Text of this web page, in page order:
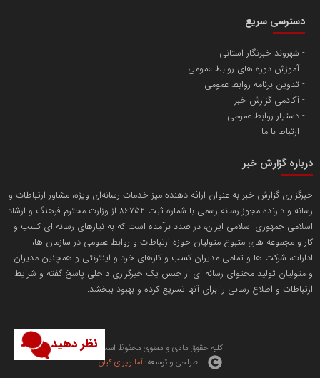
نظر دهید
پایگاه اطلاع رسانی اعتلای نهادهای مردمی
پایگاه اطلاع رسانی دریا و نفت
تامین آهن اسفنجی تولیدکنندگان فولاد در کشور
تریبون
انتشار گسترده محتوا در رسانه گزارش خبر
مسعودصادقی
محمدعلی کرمعلی
دسترسی سریع
شهروند خبرنگار استانی
آموزش دوره های روابط عمومی
تدوین برنامه روابط عمومی
آکادمی گزارش خبر
دستیار روابط عمومی
ارتباط با ما
درباره گزارش خبر
خبرگزاری گزارش خبر به عنوان ارائه دهنده میز خدمات رسانه‌ای ویژه، مشاور ارتباطات و
رسانه و دارنده مجوز رسانه رسمی با شماره ثبت 86752 از وزارت محترم فرهنگ و ارشاد
اسلامی جمهوری اسلامی ایران، در صدد برآمده است که به نیازهای رسانه ای کسب و
کار و مجموعه های متبوع متولیان حوزه ارتباطات و روابط عمومی در سازمان ها،
ادارات، شرکت ها و تمامی مدیران کسب و کارهای خرد و اینترنتی و همچنین مدیران
و متولیان تولید محتوای رسانه ای از جنس یک خبرگزاری داخلی پاسخ گفته و شرایط
ارتباطات و اطلاع رسانی را برای آنها تسریع کرده و بهبود ببخشد.
کلیه حقوق مادی و معنوی محفوظ است.
| طراحی و توسعه: آما ویرای کیان